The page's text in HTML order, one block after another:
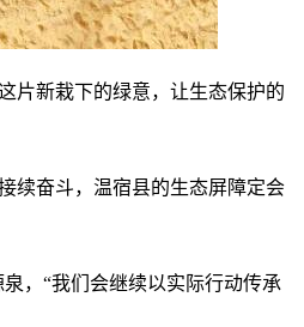
片新栽下的绿意，让生态保护的
续奋斗，温宿县的生态屏障定会
，“我们会继续以实际行动传承